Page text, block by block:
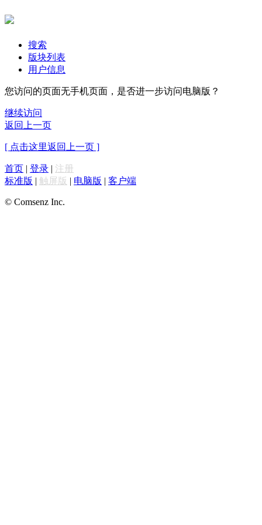
搜索
版块列表
用户信息
您访问的页面无手机页面，是否进一步访问电脑版？
继续访问
返回上一页
[ 点击这里返回上一页 ]
首页 | 登录 | 注册
标准版 | 触屏版 | 电脑版 | 客户端
© Comsenz Inc.